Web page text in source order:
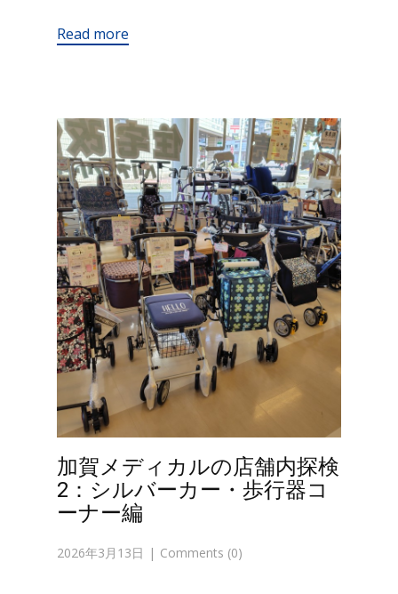
Read more
加賀メディカルの店舗内探検
2：シルバーカー・歩行器コ
ーナー編
2026年3月13日 Comments (0)